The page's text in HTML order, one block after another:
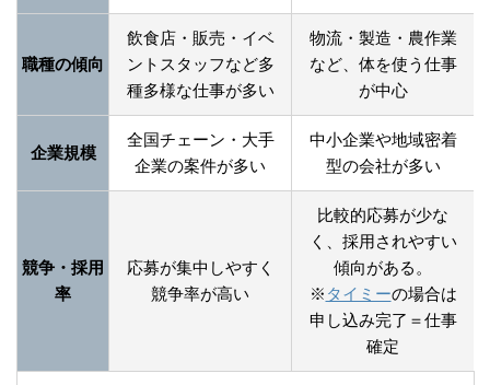
職種の傾向
飲食店・販売・イベ
ントスタッフなど多
種多様な仕事が多い
物流・製造・農作業
など、体を使う仕事
が中心
企業規模
全国チェーン・大手
企業の案件が多い
中小企業や地域密着
型の会社が多い
競争・採用
率
応募が集中しやすく
競争率が高い
比較的応募が少な
く、採用されやすい
傾向がある。
※ タイミーの場合は
申し込み完了＝仕事
確定